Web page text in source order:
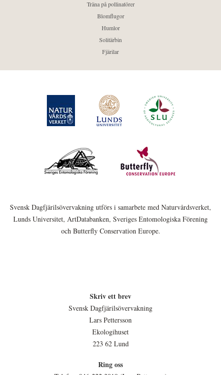
Träna på pollinatörer
Blomflugor
Humlor
Solitärbin
Fjärilar
Svensk Dagfjärilsövervakning utförs i samarbete med Naturvårdsverket,
Lunds Universitet, ArtDatabanken, Sveriges Entomologiska Förening
och Butterfly Conservation Europe.
Skriv ett brev
Svensk Dagfjärilsövervakning
Lars Pettersson
Ekologihuset
223 62 Lund
Ring oss